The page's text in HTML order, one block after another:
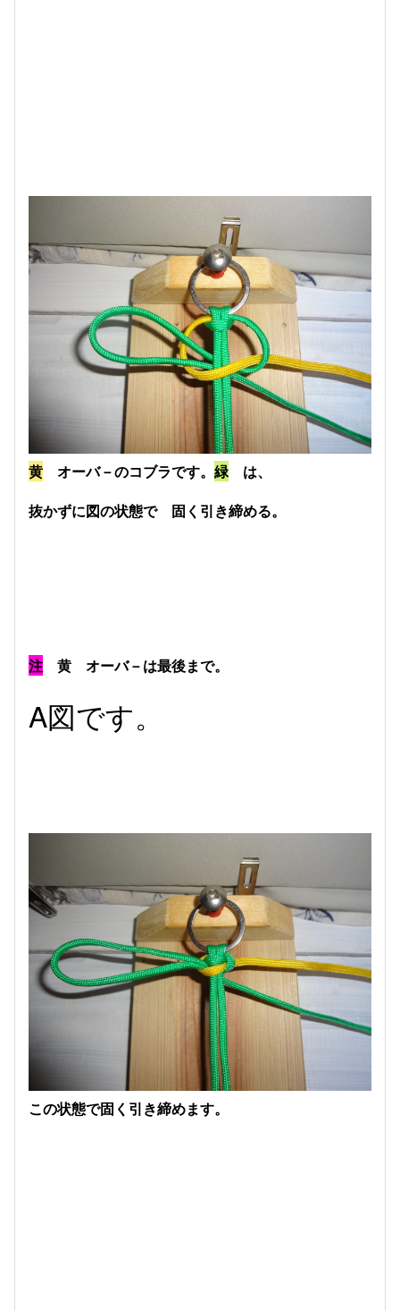
黄 オーバ－のコブラです。 緑は、
抜かずに図の状態で 固く引き締める。
注 黄 オーバ－は最後まで。
A図です。
この状態で固く引き締めます。